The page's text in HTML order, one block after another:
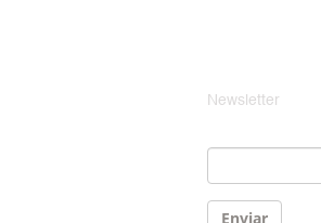
Newsletter
Email
Enviar